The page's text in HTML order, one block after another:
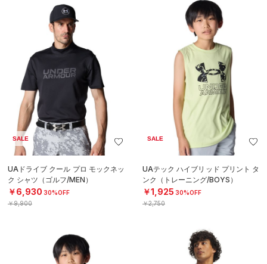
SALE
UAドライブ クール プロ モックネッ
ク シャツ（ゴルフ/MEN）
￥6,930 30%OFF
￥9,900
SALE
UAテック ハイブリッド プリント タ
ンク（トレーニング/BOYS）
￥1,925 30%OFF
￥2,750